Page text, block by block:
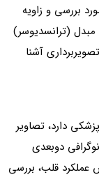
بررسی و زاویه
مبدل (ترانسدیوسر)
آشنا
دارد، تصاویر
دوبعدی
عملکرد قلب، بررسی